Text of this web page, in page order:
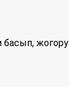
басып, жогору